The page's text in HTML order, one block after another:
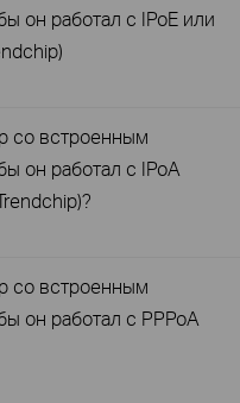
он работал с IPoE или
со встроенным
он работал с IPoA
со встроенным
он работал с PPPoA